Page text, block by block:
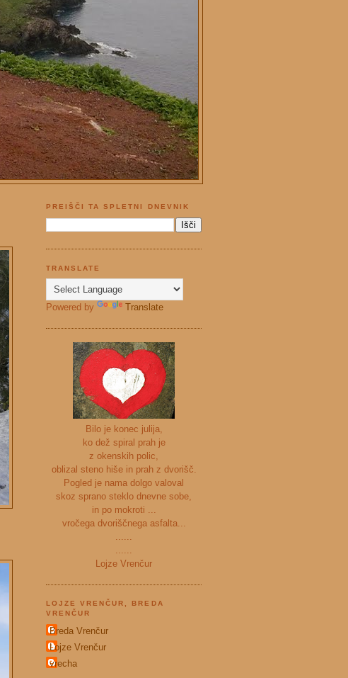
PREIŠČI TA SPLETNI DNEVNIK
TRANSLATE
Powered by Translate
Bilo je konec julija,
ko dež spiral prah je
z okenskih polic,
oblizal steno hiše in prah z dvorišč.
Pogled je nama dolgo valoval
skoz sprano steklo dnevne sobe,
in po mokroti ...
vročega dvoriščnega asfalta...
......
......
Lojze Vrenčur
LOJZE VRENČUR, BREDA
VRENČUR
Breda Vrenčur
Lojze Vrenčur
vrecha